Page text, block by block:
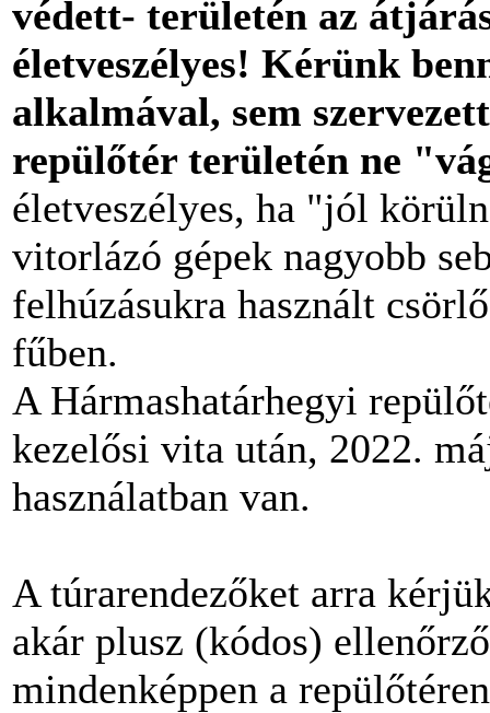
védett- területén az
életveszélyes! Kérünk
alkalmával, sem
repülőtér területén ne
életveszélyes, ha "jól
vitorlázó gépek nagyobb
felhúzásukra használt
fűben.
A Hármashatárhegyi
kezelősi vita után, 2022.
használatban van.
A túrarendezőket arra
akár plusz (kódos)
mindenképpen a